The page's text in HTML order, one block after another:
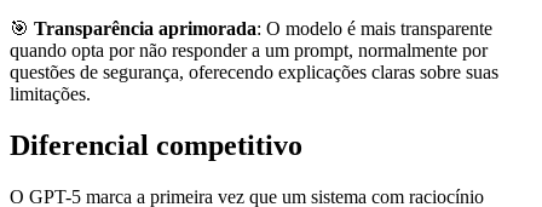
🎯 Transparência aprimorada: O modelo é mais transparente
quando opta por não responder a um prompt, normalmente por
questões de segurança, oferecendo explicações claras sobre suas
limitações.
Diferencial competitivo
O GPT-5 marca a primeira vez que um sistema com raciocínio